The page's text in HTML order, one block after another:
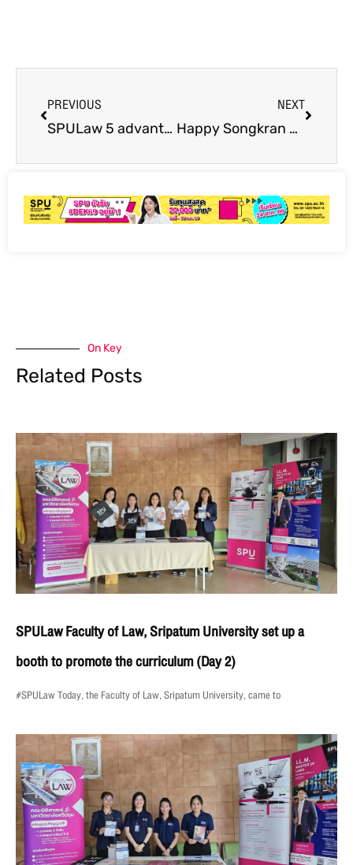
PREVIOUS
SPULaw 5 advantages of special law program
NEXT
Happy Songkran Festival Happy Songkran Festival and Happy Thai New Year 2025
On Key
Related Posts
SPULaw Faculty of Law, Sripatum University set up a
booth to promote the curriculum (Day 2)
#SPULaw Today, the Faculty of Law, Sripatum University, came to